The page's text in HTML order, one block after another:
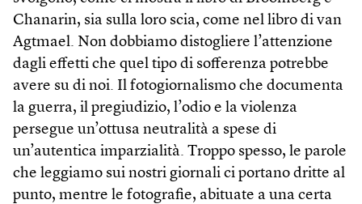
Chanarin, sia sulla loro scia, come nel libro di van
Agtmael. Non dobbiamo distogliere l’attenzione
dagli effetti che quel tipo di sofferenza potrebbe
avere su di noi. Il fotogiornalismo che documenta
la guerra, il pregiudizio, l’odio e la violenza
persegue un’ottusa neutralità a spese di
un’autentica imparzialità. Troppo spesso, le parole
che leggiamo sui nostri giornali ci portano dritte al
punto, mentre le fotografie, abituate a una certa